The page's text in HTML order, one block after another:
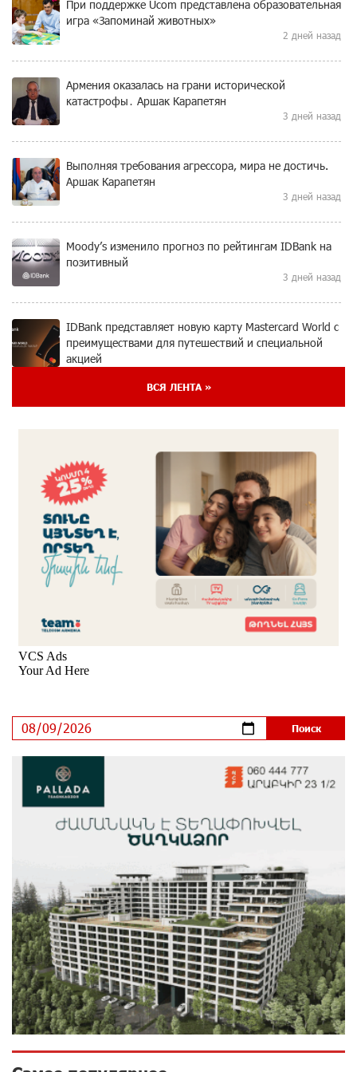
При поддержке Ucom представлена образовательная
игра «Запоминай животных»
2 дней назад
Армения оказалась на грани исторической
катастрофы․ Аршак Карапетян
3 дней назад
Выполняя требования агрессора, мира не достичь.
Аршак Карапетян
3 дней назад
Moody’s изменило прогноз по рейтингам IDBank на
позитивный
3 дней назад
IDBank представляет новую карту Mastercard World с
преимуществами для путешествий и специальной
акцией
солнечной энергии
4 дней назад
Idram и IDBank - рядом со стартапами на Seaside
Startup Summit
6 дней назад
В мобильном приложении Юнибанка теперь можно
зарегистрироваться также с помощью imID
6 дней назад
«Бесплатные бонусы в играх»: IDBank
ЕАЭС со временем будет расширяться. Когда-нибудь
это поймёт и рядовой армянин, но будет уже поздно
9 дней назад
Если Израиль использует тему Геноцида армян
9 дней назад
ВТБ (Армения): вклад «Стабильный» — до 10%
годовых и оформление в мобильном приложении
10 дней назад
Платформа Rate.Trading на Seaside Startup Summit:
IDBank представил инновационное решение
ВСЯ ЛЕНТА »